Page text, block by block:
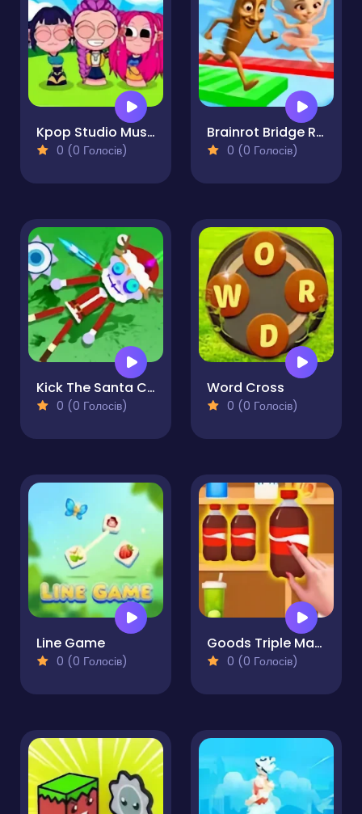
Kpop Studio Music Beats
0 (0 Голосів)
Brainrot Bridge Race 3D
0 (0 Голосів)
Kick The Santa Christmas Buddy
0 (0 Голосів)
Word Cross
0 (0 Голосів)
Line Game
0 (0 Голосів)
Goods Triple Match 3D
0 (0 Голосів)